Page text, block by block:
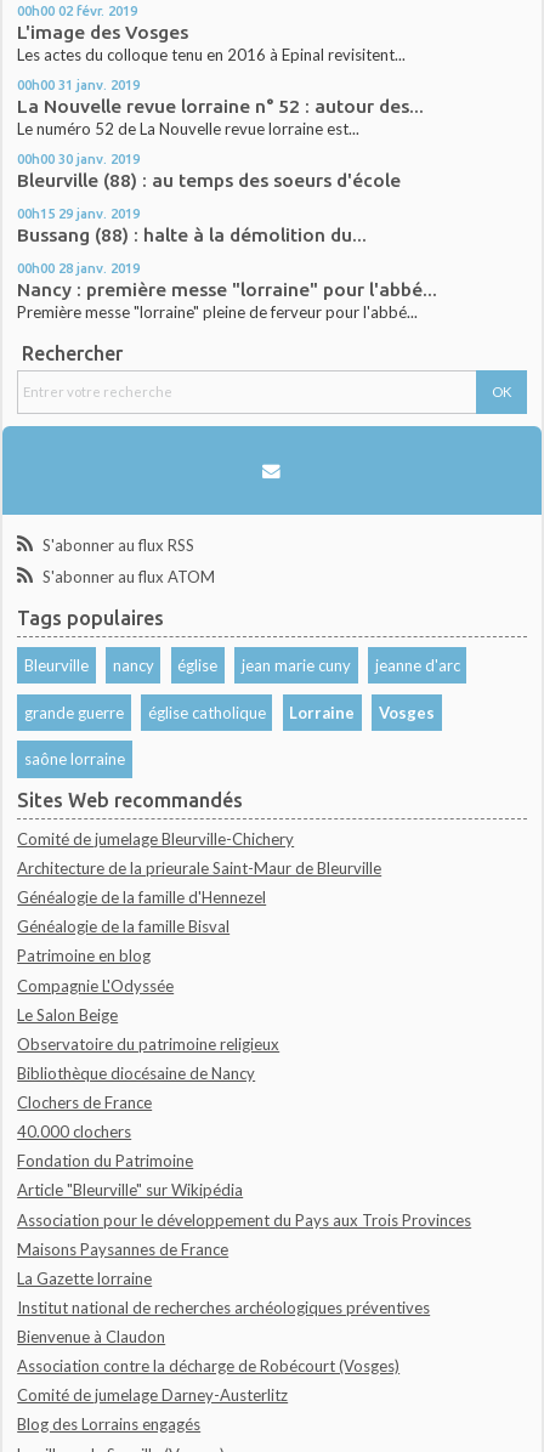
00h00 02 févr. 2019
L'image des Vosges
Les actes du colloque tenu en 2016 à Epinal revisitent...
00h00 31 janv. 2019
La Nouvelle revue lorraine n° 52 : autour des...
Le numéro 52 de La Nouvelle revue lorraine est...
00h00 30 janv. 2019
Bleurville (88) : au temps des soeurs d'école
00h15 29 janv. 2019
Bussang (88) : halte à la démolition du...
00h00 28 janv. 2019
Nancy : première messe "lorraine" pour l'abbé...
Première messe "lorraine" pleine de ferveur pour l'abbé...
Rechercher
S'abonner au flux RSS
S'abonner au flux ATOM
Tags populaires
Bleurville nancy église jean marie cuny jeanne d'arc
grande guerre église catholique Lorraine Vosges
saône lorraine
Sites Web recommandés
Comité de jumelage Bleurville-Chichery
Architecture de la prieurale Saint-Maur de Bleurville
Généalogie de la famille d'Hennezel
Généalogie de la famille Bisval
Patrimoine en blog
Compagnie L'Odyssée
Le Salon Beige
Observatoire du patrimoine religieux
Bibliothèque diocésaine de Nancy
Clochers de France
40.000 clochers
Fondation du Patrimoine
Article "Bleurville" sur Wikipédia
Association pour le développement du Pays aux Trois Provinces
Maisons Paysannes de France
La Gazette lorraine
Institut national de recherches archéologiques préventives
Bienvenue à Claudon
Association contre la décharge de Robécourt (Vosges)
Comité de jumelage Darney-Austerlitz
Blog des Lorrains engagés